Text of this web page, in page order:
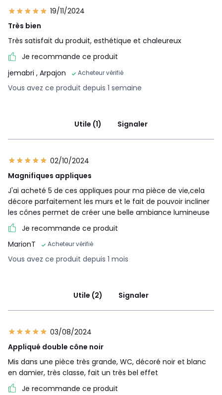
19/11/2024
Très bien
Très satisfait du produit, esthétique et chaleureux
Je recommande ce produit
jemabri , Arpajon Acheteur vérifié
Vous avez ce produit depuis 1 semaine
Utile (1) Signaler
02/10/2024
Magnifiques appliques
J'ai acheté 5 de ces appliques pour ma pièce de vie,cela
décore parfaitement les murs et le fait de pouvoir incliner
les cônes permet de créer une belle ambiance lumineuse
Je recommande ce produit
MarionT
Acheteur vérifié
Vous avez ce produit depuis 1 mois
Utile (2) Signaler
03/08/2024
Appliqué double cône noir
Mis dans une pièce très grande, WC, décoré noir et blanc
en damier, très classe, fait un très bel effet
Je recommande ce produit